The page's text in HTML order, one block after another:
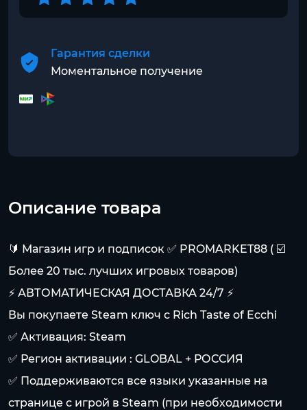
Гарантия сделки
Моментальное получение
Описание товара
🔰 Магазин игр и подписок ✅ PROMARKET88 ( ☑️
Более 20 тыс. лучших игровых товаров)
⚡ АВТОМАТИЧЕСКАЯ ДОСТАВКА 24/7 ⚡
Вы покупаете Steam ключ с Rich Taste of Ecchi
✅ Активация: Steam
✅ Регион активации : GLOBAL + РОССИЯ
✅ Поддерживаются все языки указанные на
странице с игрой в Steam (при необходимости